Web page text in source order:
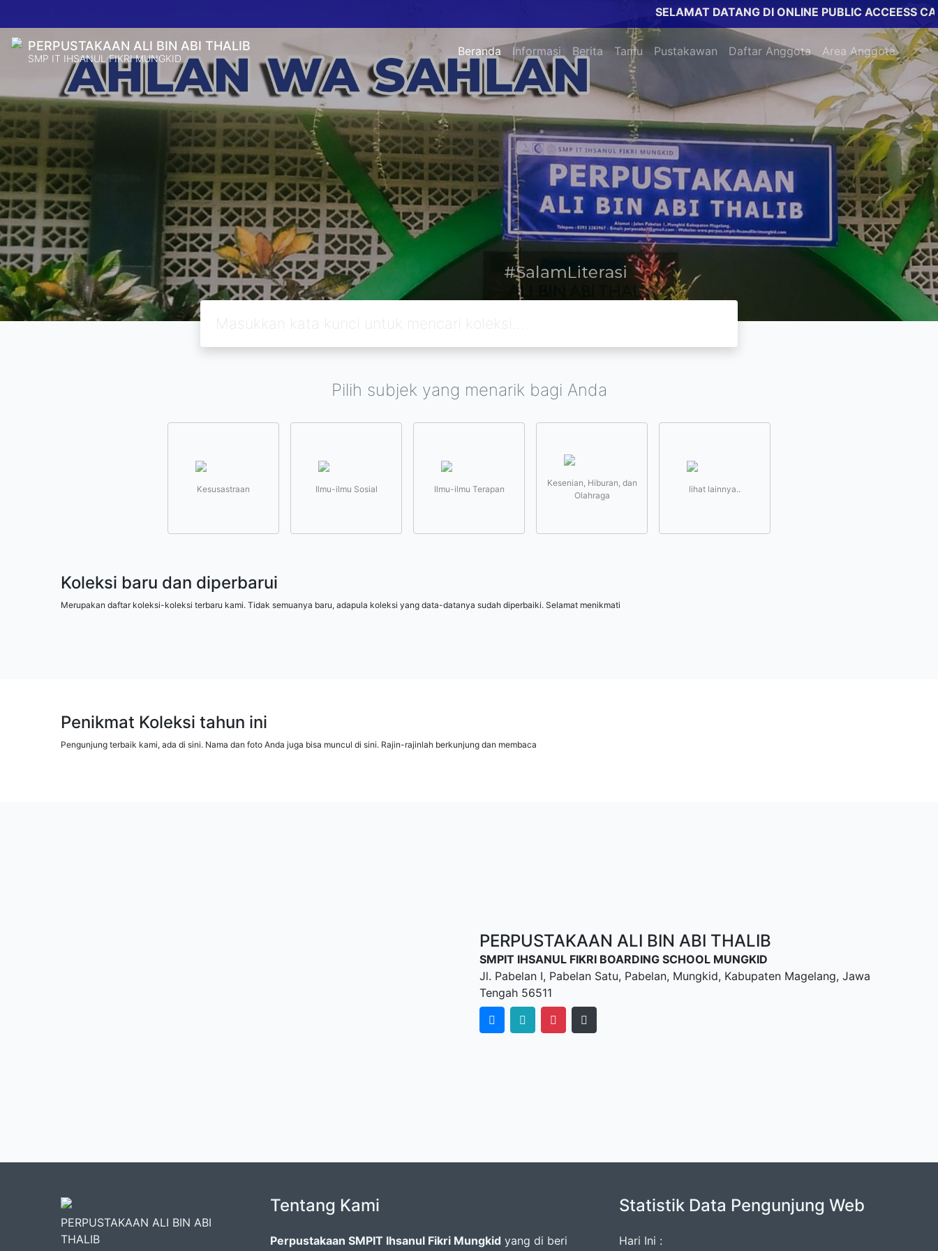
SELAMAT DATANG DI ONLINE PUBLIC ACCEESS
PERPUSTAKAAN ALI BIN ABI THALIB
SMP IT IHSANUL FIKRI MUNGKID Beranda Informasi Berita Tamu Pustakawan Daftar Anggota Area Anggota
Pilih subjek yang menarik bagi Anda
Kesusastraan Ilmu-ilmu Sosial Ilmu-ilmu Terapan
Kesenian, Hiburan, dan
Olahraga
lihat lainnya..
Koleksi baru dan diperbarui
Merupakan daftar koleksi-koleksi terbaru kami. Tidak semuanya baru, adapula koleksi yang data-datanya sudah diperbaiki. Selamat menikmati
Penikmat Koleksi tahun ini
Pengunjung terbaik kami, ada di sini. Nama dan foto Anda juga bisa muncul di sini. Rajin-rajinlah berkunjung dan membaca
PERPUSTAKAAN ALI BIN ABI THALIB
SMPIT IHSANUL FIKRI BOARDING SCHOOL MUNGKID
Jl. Pabelan I, Pabelan Satu, Pabelan, Mungkid, Kabupaten Magelang, Jawa
Tengah 56511
PERPUSTAKAAN ALI BIN ABI
THALIB
Tentang Kami
Perpustakaan SMPIT Ihsanul Fikri Mungkid yang di beri
Statistik Data Pengunjung Web
Hari Ini :